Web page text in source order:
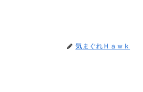
気まぐれＨａｗｋ